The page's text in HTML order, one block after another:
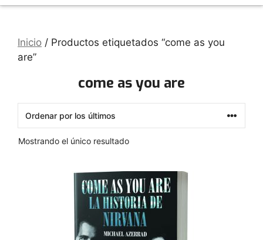
Inicio / Productos etiquetados “come as you
are”
come as you are
Mostrando el único resultado